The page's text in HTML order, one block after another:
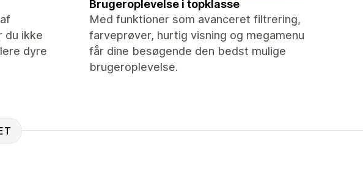
du ikke
dyre
Brugeroplevelse i topklasse
Med funktioner som avanceret filtrering,
farveprøver, hurtig visning og megamenu
får dine besøgende den bedst mulige
brugeroplevelse.